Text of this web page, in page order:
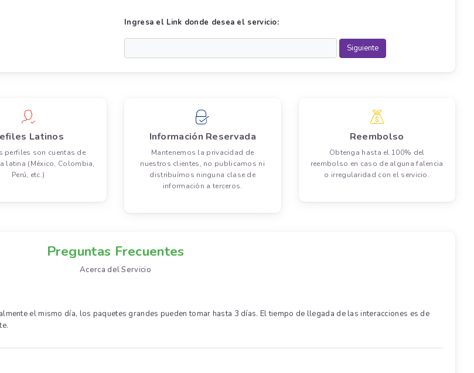
Ingresa el Link donde desea el servicio:
Latinos
perfiles son cuentas de
latina (México, Colombia,
Perú, etc.)
Información Reservada
Mantenemos la privacidad de
nuestros clientes, no publicamos ni
distribuímos ninguna clase de
información a terceros.
Reembolso
Obtenga hasta el 100% del
reembolso en caso de alguna falencia
o irregularidad con el servicio.
Preguntas Frecuentes
Acerca del Servicio
el mismo día, los paquetes grandes pueden tomar hasta 3 días. El tiempo de llegada de las interacciones es de